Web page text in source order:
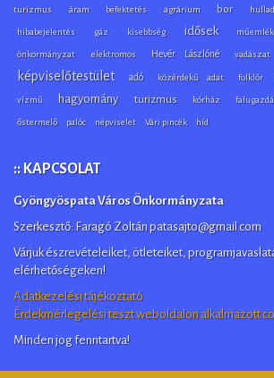
turizmus áram befektetés agrárium bor
hibabejelentés gáz kisebbség idősek műemlék
önkormányzat elektromos Hevér Lászlóné vadászat
képviselőtestület adó közérdekű adat folklór
vízmű hagyomány turizmus kórház
őstermelő palóc népviselet Vári pincék híd
:: KAPCSOLAT
Gyöngyöspata Város Önkormányzata
Szerkesztő: Faragó Zoltán patasajto@gmail.com
Várjuk észrevételeiket, ötleteiket,
elérhetőségeken!
Adatkezelési tájékoztató
Érdekmérlegelési teszt weboldalon alkalmazott
Minden jog fenntartva!